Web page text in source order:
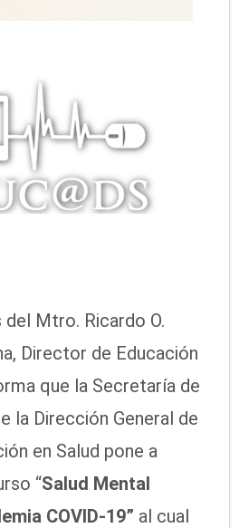
Mtro. Ricardo O.
Director de Educación
que la Secretaría de
la Dirección General de
en Salud pone a
“Salud Mental
COVID-19” al cual